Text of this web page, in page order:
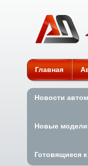
Главная
Новости
Новые
Готовящиеся